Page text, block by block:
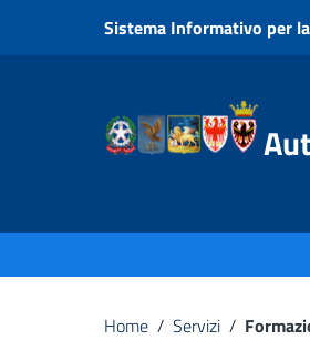
Vai ai contenuti
Vai al menu di navigazione
Sistema Informativo per
Home / Servizi /